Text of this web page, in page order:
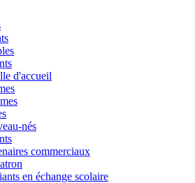
d'accueil
nés
commerciaux
en échange scolaire